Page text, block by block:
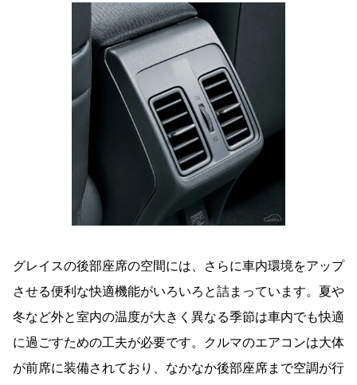
グレイスの後部座席の空間には、さらに車内環境をアップ
させる便利な快適機能がいろいろと詰まっています。夏や
冬など外と室内の温度が大きく異なる季節は車内でも快適
に過ごすための工夫が必要です。クルマのエアコンは大体
が前席に装備されており、なかなか後部座席まで空調が行